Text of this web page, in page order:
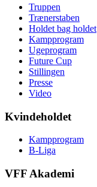
Truppen
Trænerstaben
Holdet bag holdet
Kampprogram
Ugeprogram
Future Cup
Stillingen
Presse
Video
Kvindeholdet
Kampprogram
B-Liga
VFF Akademi